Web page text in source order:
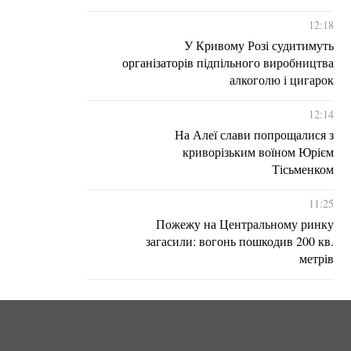
12:18
У Кривому Розі судитимуть
організаторів підпільного виробництва
алкоголю і цигарок
12:14
На Алеї слави попрощалися з
криворізьким воїном Юрієм
Тісьменком
11:25
Пожежу на Центральному ринку
загасили: вогонь пошкодив 200 кв.
метрів